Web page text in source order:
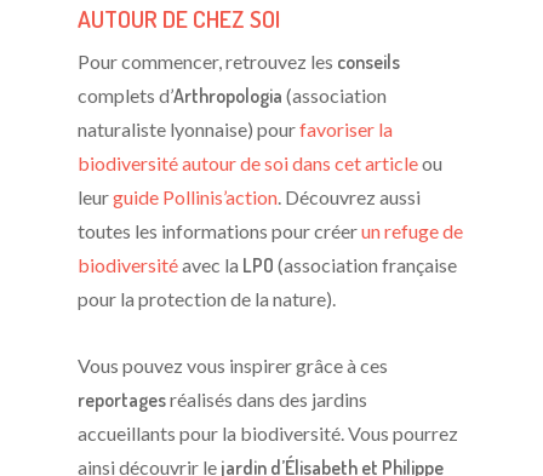
AUTOUR DE CHEZ SOI
Pour commencer, retrouvez les conseils
complets d’Arthropologia (association
naturaliste lyonnaise) pourfavoriser la
biodiversité autour de soi dans cet articleou
leurguide Pollinis’action . Découvrez aussi
toutes les informations pour créerun refuge de
biodiversitéavec la LPO (association française
pour la protection de la nature).
Vous pouvez vous inspirer grâce à ces
reportagesréalisés dans des jardins
accueillants pour la biodiversité. Vous pourrez
ainsi découvrir le jardin d’Élisabeth et Philippe